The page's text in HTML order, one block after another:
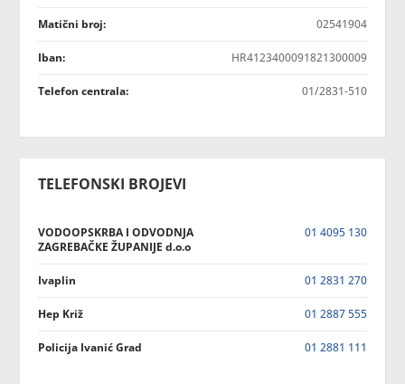
Matični broj: 02541904
Iban: HR4123400091821300009
Telefon centrala: 01/2831-510
TELEFONSKI BROJEVI
VODOOPSKRBA I ODVODNJA
ZAGREBAČKE ŽUPANIJE d.o.o
01 4095 130
Ivaplin 01 2831 270
Hep Križ 01 2887 555
Policija Ivanić Grad 01 2881 111